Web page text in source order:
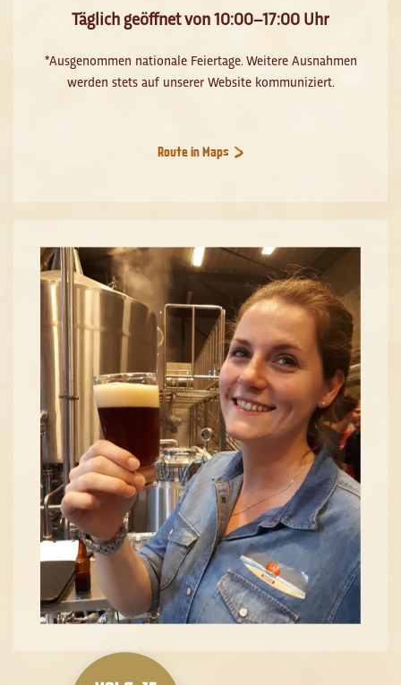
Täglich geöffnet von 10:00–17:00 Uhr
*Ausgenommen nationale Feiertage. Weitere Ausnahmen
werden stets auf unserer Website kommuniziert.
Route in Maps